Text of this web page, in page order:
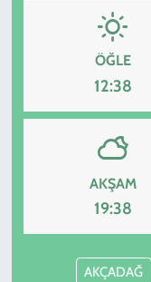
ÖĞLE
12:38
AKŞAM
19:38
AKÇADAĞ